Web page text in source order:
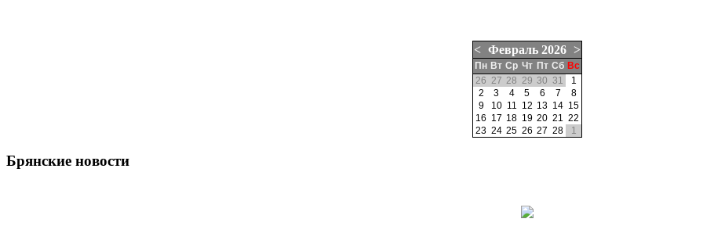
< Февраль 2026 >
Пн Вт Ср Чт Пт Сб Вс
26 27 28 29 30 31
1
2
3 4 5 6 7
8
9
10 11 12 13 14 15
16 17 18 19 20 21 22
23 24 25 26 27 28 1
Брянские новости